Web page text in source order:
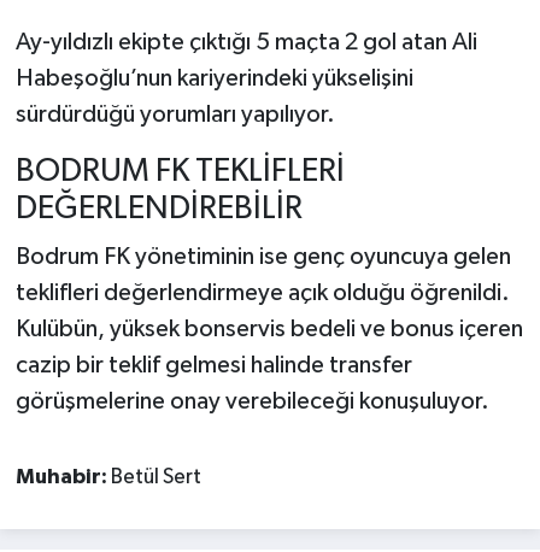
Ay-yıldızlı ekipte çıktığı 5 maçta 2 gol atan Ali
Habeşoğlu’nun kariyerindeki yükselişini
sürdürdüğü yorumları yapılıyor.
BODRUM FK TEKLİFLERİ
DEĞERLENDİREBİLİR
Bodrum FK yönetiminin ise genç oyuncuya gelen
teklifleri değerlendirmeye açık olduğu öğrenildi.
Kulübün, yüksek bonservis bedeli ve bonus içeren
cazip bir teklif gelmesi halinde transfer
görüşmelerine onay verebileceği konuşuluyor.
Muhabir: Betül Sert